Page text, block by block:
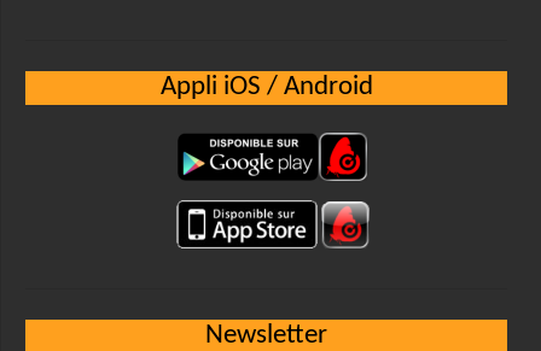
Appli iOS / Android
Newsletter